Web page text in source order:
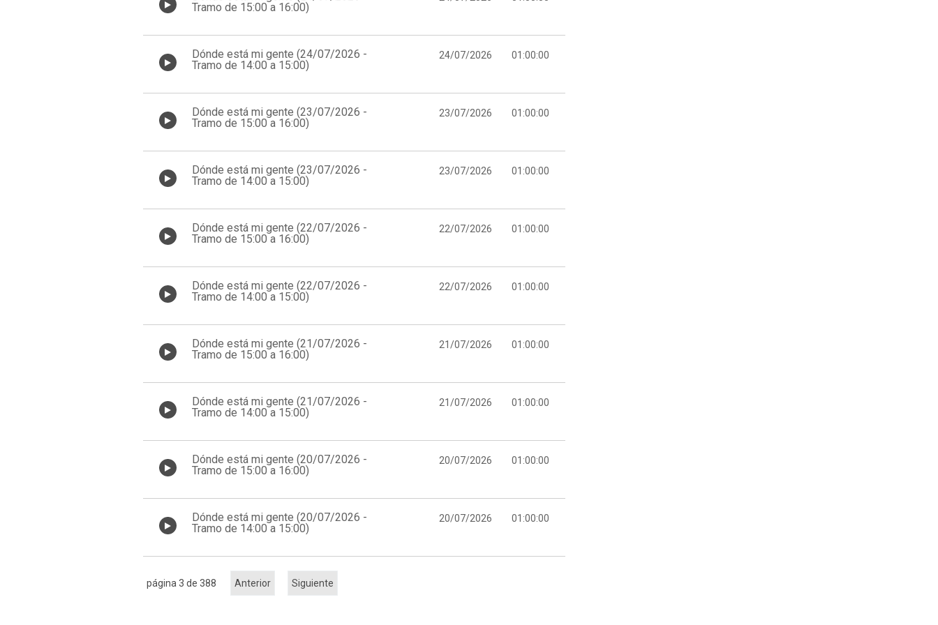
Tramo de 15:00 a 16:00)
Dónde está mi gente (24/07/2026 -
Tramo de 14:00 a 15:00)
24/07/2026 01:00:00
Dónde está mi gente (23/07/2026 -
Tramo de 15:00 a 16:00)
23/07/2026 01:00:00
Dónde está mi gente (23/07/2026 -
Tramo de 14:00 a 15:00)
23/07/2026 01:00:00
Dónde está mi gente (22/07/2026 -
Tramo de 15:00 a 16:00)
22/07/2026 01:00:00
Dónde está mi gente (22/07/2026 -
Tramo de 14:00 a 15:00)
22/07/2026 01:00:00
Dónde está mi gente (21/07/2026 -
Tramo de 15:00 a 16:00)
21/07/2026 01:00:00
Dónde está mi gente (21/07/2026 -
Tramo de 14:00 a 15:00)
21/07/2026 01:00:00
Dónde está mi gente (20/07/2026 -
Tramo de 15:00 a 16:00)
20/07/2026 01:00:00
Dónde está mi gente (20/07/2026 -
Tramo de 14:00 a 15:00)
20/07/2026 01:00:00
Anterior Siguiente
página 3 de 388